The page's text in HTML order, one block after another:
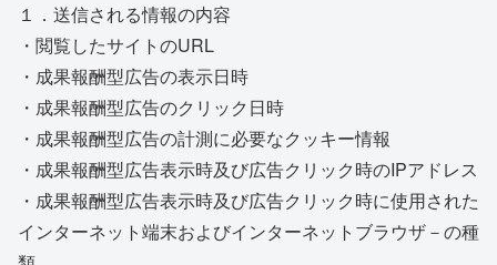
１．送信される情報の内容
・閲覧したサイトのURL
・成果報酬型広告の表示日時
・成果報酬型広告のクリック日時
・成果報酬型広告の計測に必要なクッキー情報
・成果報酬型広告表示時及び広告クリック時のIPアドレス
・成果報酬型広告表示時及び広告クリック時に使用された
インターネット端末およびインターネットブラウザ－の種